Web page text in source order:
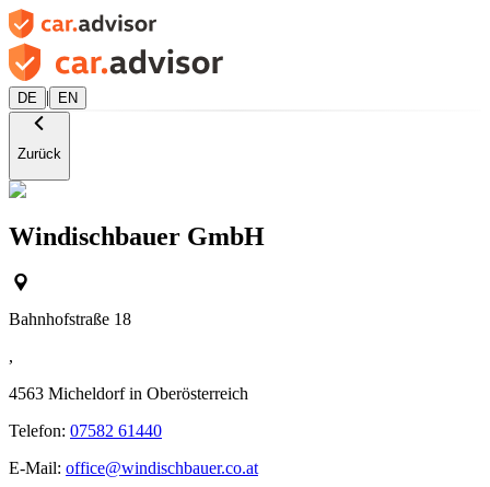
DE | EN
Zurück
Windischbauer GmbH
Bahnhofstraße 18
,
4563 Micheldorf in Oberösterreich
Telefon: 07582 61440
E-Mail: office@windischbauer.co.at